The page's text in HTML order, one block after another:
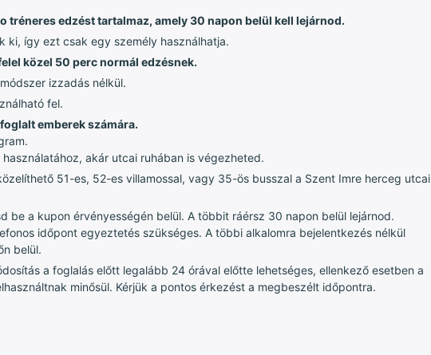
tréneres edzést tartalmaz, amely 30 napon belül kell lejárnod.
ki, így ezt csak egy személy használhatja.
közel 50 perc normál edzésnek.
izzadás nélkül.
fel.
emberek számára.
akár utcai ruhában is végezheted.
51-es, 52-es villamossal, vagy 35-ös busszal a Szent Imre herceg utcai
be a kupon érvényességén belül. A többit ráérsz 30 napon belül lejárnod.
időpont egyeztetés szükséges. A többi alkalomra bejelentkezés nélkül
belül.
a foglalás előtt legalább 24 órával előtte lehetséges, ellenkező esetben a
minősül. Kérjük a pontos érkezést a megbeszélt időpontra.